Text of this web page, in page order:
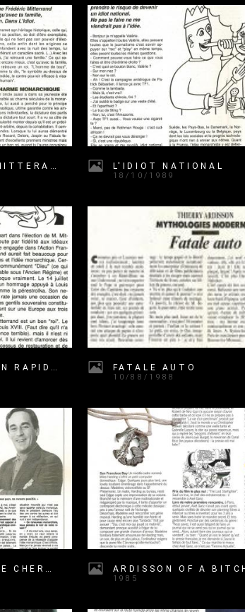
L'IDIOT NATIONAL
18/10/1989
FATALE AUTO
10/88/1988
ARDISSON OF A
1985